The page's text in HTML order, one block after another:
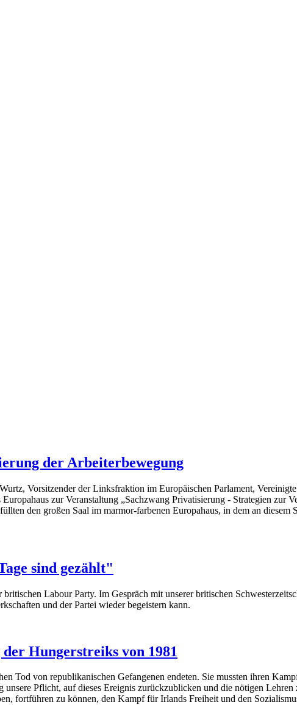
der Arbeiterbewegung
Vorsitzender der Linksfraktion im Europäischen Parlament,
zur Veranstaltung „Sachzwang Privatisierung - Strategien zur
den großen Saal im marmor-farbenen Europahaus, in dem an diesem
sind gezählt"
Labour Party. Im Gespräch mit unserer britischen
und der Partei wieder begeistern kann.
Hungerstreiks von 1981
Tod von republikanischen Gefangenen endeten. Sie mussten ihren
Pflicht, auf dieses Ereignis zurückzublicken und die nötigen
fortführen zu können, den Kampf für Irlands Freiheit und den